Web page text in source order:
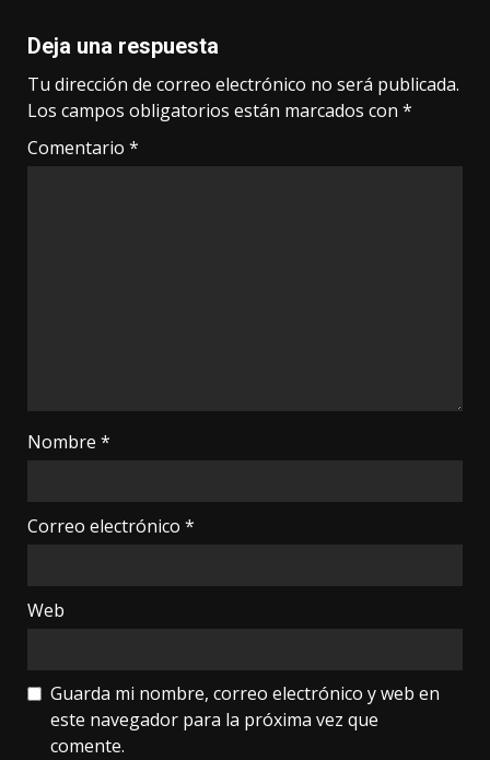
Deja una respuesta
Tu dirección de correo electrónico no será publicada.
Los campos obligatorios están marcados con *
Comentario *
Nombre *
Correo electrónico *
Web
Guarda mi nombre, correo electrónico y web en
este navegador para la próxima vez que
comente.